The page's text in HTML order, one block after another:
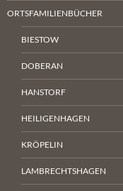
ORTSFAMILIENBÜCHER
BIESTOW
DOBERAN
HANSTORF
HEILIGENHAGEN
KRÖPELIN
LAMBRECHTSHAGEN